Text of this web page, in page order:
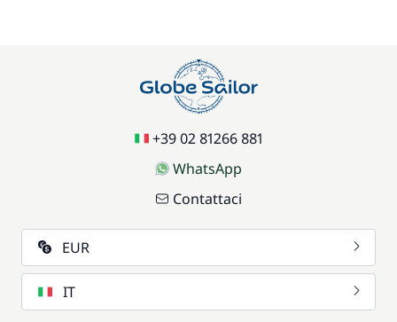
+39 02 81266 881
WhatsApp
Contattaci
EUR
IT